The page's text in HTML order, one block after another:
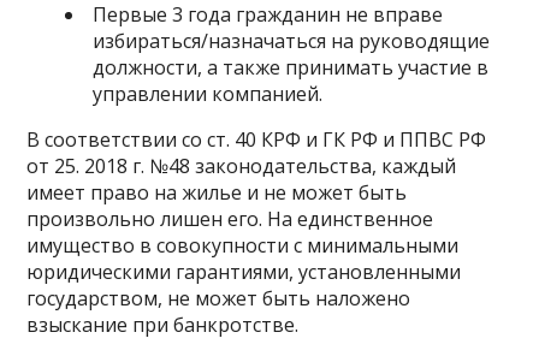
Первые 3 года гражданин не вправе
избираться/назначаться на руководящие
должности, а также принимать участие в
управлении компанией.
В соответствии со ст. 40 КРФ и ГК РФ и ППВС РФ
от 25. 2018 г. №48 законодательства, каждый
имеет право на жилье и не может быть
произвольно лишен его. На единственное
имущество в совокупности с минимальными
юридическими гарантиями, установленными
государством, не может быть наложено
взыскание при банкротстве.